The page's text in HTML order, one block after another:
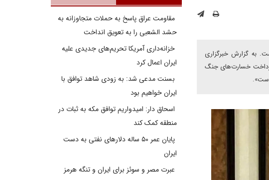
به گزارش خبرگزاری
پرداخت خسارت‌های جنگ
مقاومت عراق پاسخ به حملات متجاوزانه به
حشد الشعبی را به تعویق انداخت
خزانه‌داری آمریکا تحریم‌های جدیدی علیه
ایران اعمال کرد
بسنت مدعی شد: به زودی شاهد توافق با
ایران خواهیم بود
اسحاق دار: امیدواریم توافق مکه به ثبات در
منطقه کمک کند
پایان عمر ۵۰ ساله دلارهای نفتی به دست
ایران
عبرت مصر و سوئز برای ایران و تنگه هرمز